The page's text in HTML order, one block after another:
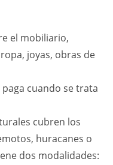
el mobiliario,
joyas, obras de
cuando se trata
cubren los
huracanes o
dos modalidades: